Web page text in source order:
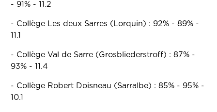
- 91% - 11.2
- Collège Les deux Sarres (Lorquin) : 92% - 89% -
11.1
- Collège Val de Sarre (Grosbliederstroff) : 87% -
93% - 11.4
- Collège Robert Doisneau (Sarralbe) : 85% - 95% -
10.1